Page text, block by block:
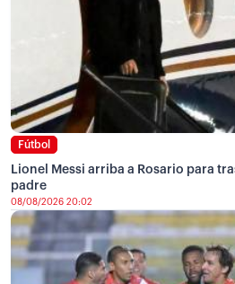
Fútbol
Lionel Messi arriba a Rosario para
padre
08/08/2026 20:02